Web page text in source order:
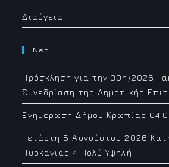
Διαύγεια
Νεα
Πρόσκληση για την 30η/2026
Συνεδρίαση της Δημοτικής
Ενημέρωση Δήμου Κρωπίας
Τετάρτη 5 Αυγούστου 2026
Πυρκαγιάς 4 Πολύ Υψηλή